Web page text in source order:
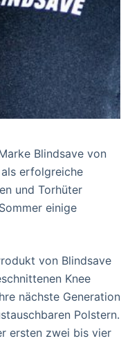
Blindsave von
erfolgreiche
und Torhüter
einige
von Blindsave
Knee
nächste Generation
Polstern.
ersten zwei bis vier